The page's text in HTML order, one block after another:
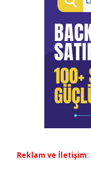
Reklam ve İletişim: